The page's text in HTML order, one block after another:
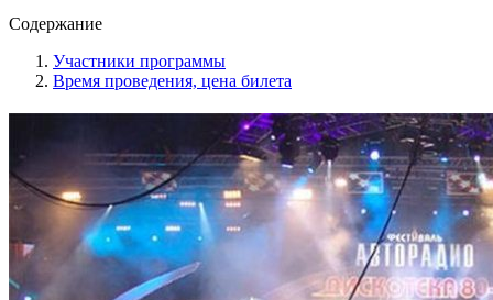
Содержание
Участники программы
Время проведения, цена билета